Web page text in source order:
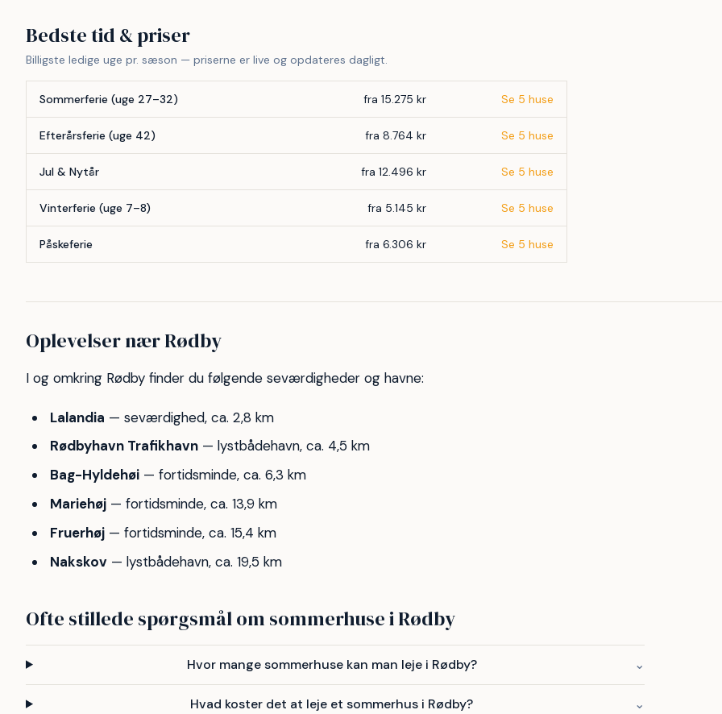
Bedste tid & priser
Billigste ledige uge pr. sæson — priserne er live og opdateres dagligt.
Sommerferie (uge 27–32) fra 15.275 kr Se 5 huse
Efterårsferie (uge 42) fra 8.764 kr Se 5 huse
Jul & Nytår fra 12.496 kr Se 5 huse
Vinterferie (uge 7–8) fra 5.145 kr Se 5 huse
Påskeferie fra 6.306 kr Se 5 huse
Oplevelser nær Rødby
I og omkring Rødby finder du følgende seværdigheder og havne:
Lalandia — seværdighed, ca. 2,8 km
Rødbyhavn Trafikhavn— lystbådehavn, ca. 4,5 km
Bag-Hyldehøi— fortidsminde, ca. 6,3 km
Mariehøj— fortidsminde, ca. 13,9 km
Fruerhøj— fortidsminde, ca. 15,4 km
Nakskov— lystbådehavn, ca. 19,5 km
Ofte stillede spørgsmål om sommerhuse i Rødby
Hvor mange sommerhuse kan man leje i Rødby? ⌄
Hvad koster det at leje et sommerhus i Rødby? ⌄